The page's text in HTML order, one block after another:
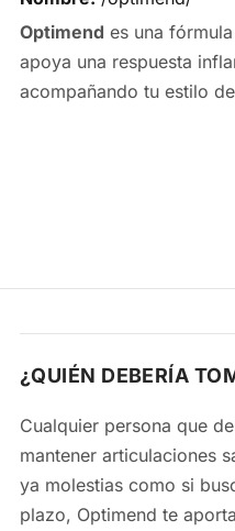
Optimend es una
apoya una respuesta
acompañando tu estilo
¿QUIÉN DEBERÍA
Cualquier persona que
mantener articulaciones saludables puede beneficiarse de Optimend. Tanto si notas
ya molestias como si buscas una estrategia
plazo, Optimend te